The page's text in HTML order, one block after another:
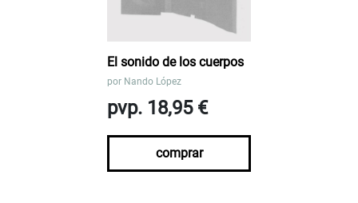
El sonido de los cuerpos
por Nando López
pvp. 18,95 €
comprar